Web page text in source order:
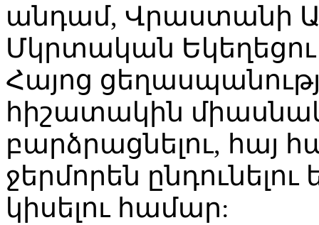
անդամ, Վրաստանի
Մկրտական Եկեղեցու
Հայոց
հիշատակին
բարձրացնելու, հայ
ջերմորեն
կիսելու համար: